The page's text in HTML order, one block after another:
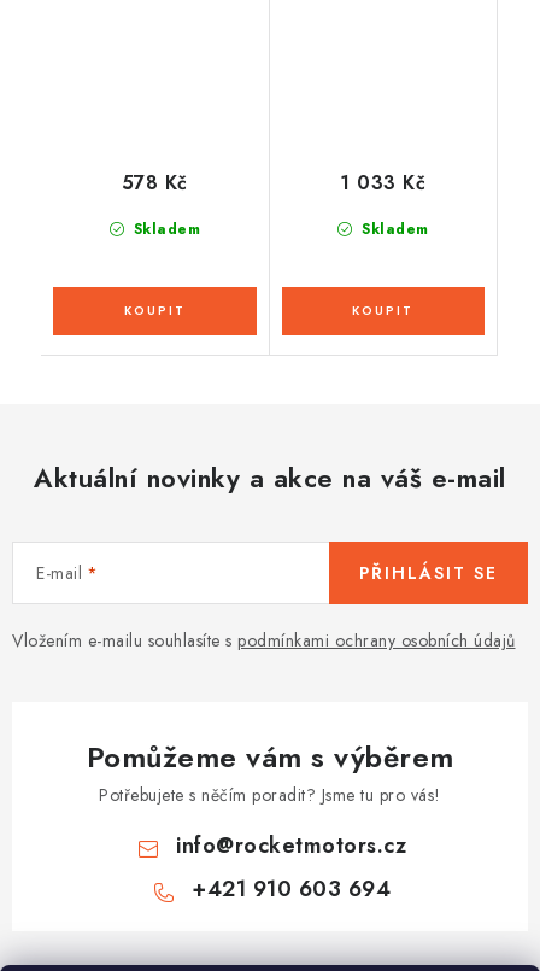
Skladem
578 Kč
Skladem
1 033 Kč
Aktuální novinky a akce na váš e-mail
E-mail
Vložením e-mailu souhlasíte s podmínkami ochrany osobních údajů
PŘIHLÁSIT SE
Pomůžeme vám s výběrem
Potřebujete s něčím poradit? Jsme tu pro vás!
info@rocketmotors.cz
+421 910 603 694
Z